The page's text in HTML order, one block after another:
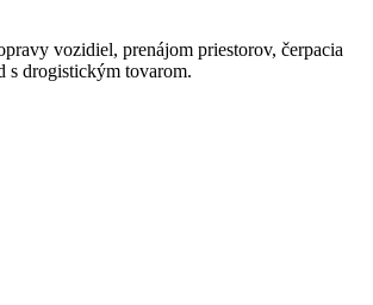
vozidiel, prenájom priestorov, čerpacia
s drogistickým tovarom.